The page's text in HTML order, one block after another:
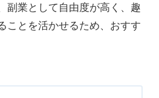
副業として自由度が高く、趣
ことを活かせるため、おすす